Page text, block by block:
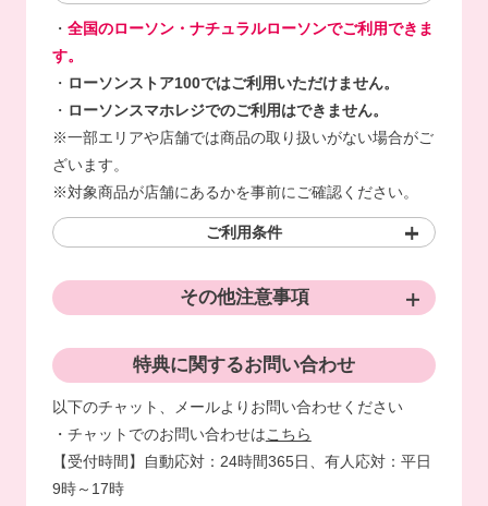
・ 全国のローソン・ナチュラルローソンでご利用できま
す。
・ ローソンストア100ではご利用いただけません。
・ ローソンスマホレジでのご利用はできません。
※一部エリアや店舗では商品の取り扱いがない場合がご
ざいます。
※対象商品が店舗にあるかを事前にご確認ください。
ご利用条件
その他注意事項
特典に関するお問い合わせ
以下のチャット、メールよりお問い合わせください
・チャットでのお問い合わせはこちら
【受付時間】自動応対：24時間365日、有人応対：平日
9時～17時